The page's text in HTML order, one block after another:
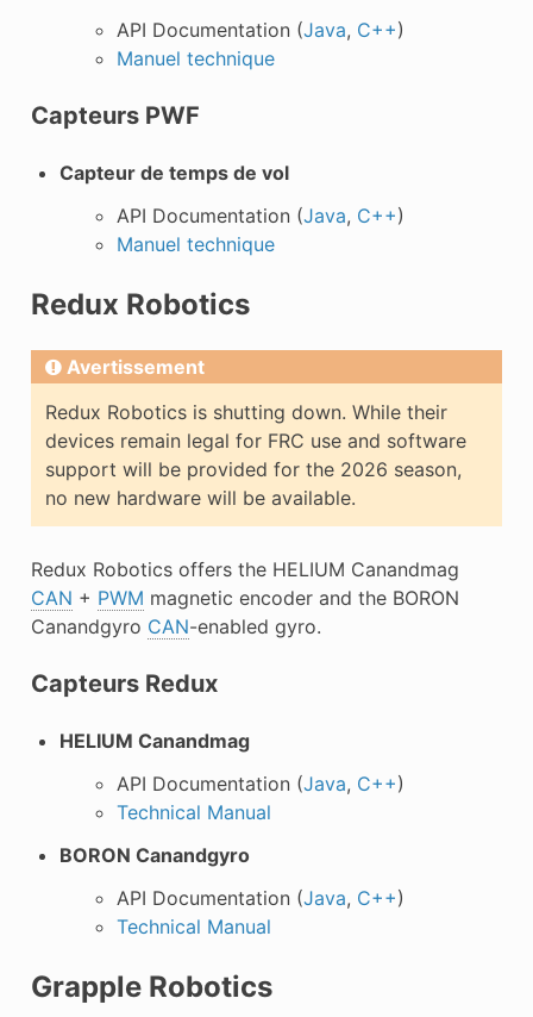
API Documentation (Java, C++)
Manuel technique
Capteurs PWF
Capteur de temps de vol
API Documentation (Java, C++)
Manuel technique
Redux Robotics
Avertissement
Redux Robotics is shutting down. While their
devices remain legal for FRC use and software
support will be provided for the 2026 season,
no new hardware will be available.
Redux Robotics offers the HELIUM Canandmag
CAN + PWM magnetic encoder and the BORON
Canandgyro CAN-enabled gyro.
Capteurs Redux
HELIUM Canandmag
API Documentation (Java, C++)
Technical Manual
BORON Canandgyro
API Documentation (Java, C++)
Technical Manual
Grapple Robotics